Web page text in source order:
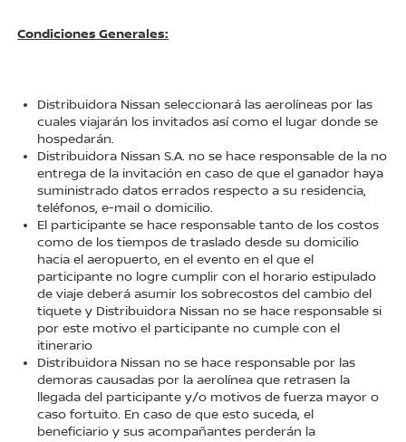
Condiciones Generales:
Distribuidora Nissan seleccionará las aerolíneas por las
cuales viajarán los invitados así como el lugar donde se
hospedarán.
Distribuidora Nissan S.A. no se hace responsable de la no
entrega de la invitación en caso de que el ganador haya
suministrado datos errados respecto a su residencia,
teléfonos, e-mail o domicilio.
El participante se hace responsable tanto de los costos
como de los tiempos de traslado desde su domicilio
hacia el aeropuerto, en el evento en el que el
participante no logre cumplir con el horario estipulado
de viaje deberá asumir los sobrecostos del cambio del
tiquete y Distribuidora Nissan no se hace responsable si
por este motivo el participante no cumple con el
itinerario
Distribuidora Nissan no se hace responsable por las
demoras causadas por la aerolínea que retrasen la
llegada del participante y/o motivos de fuerza mayor o
caso fortuito. En caso de que esto suceda, el
beneficiario y sus acompañantes perderán la